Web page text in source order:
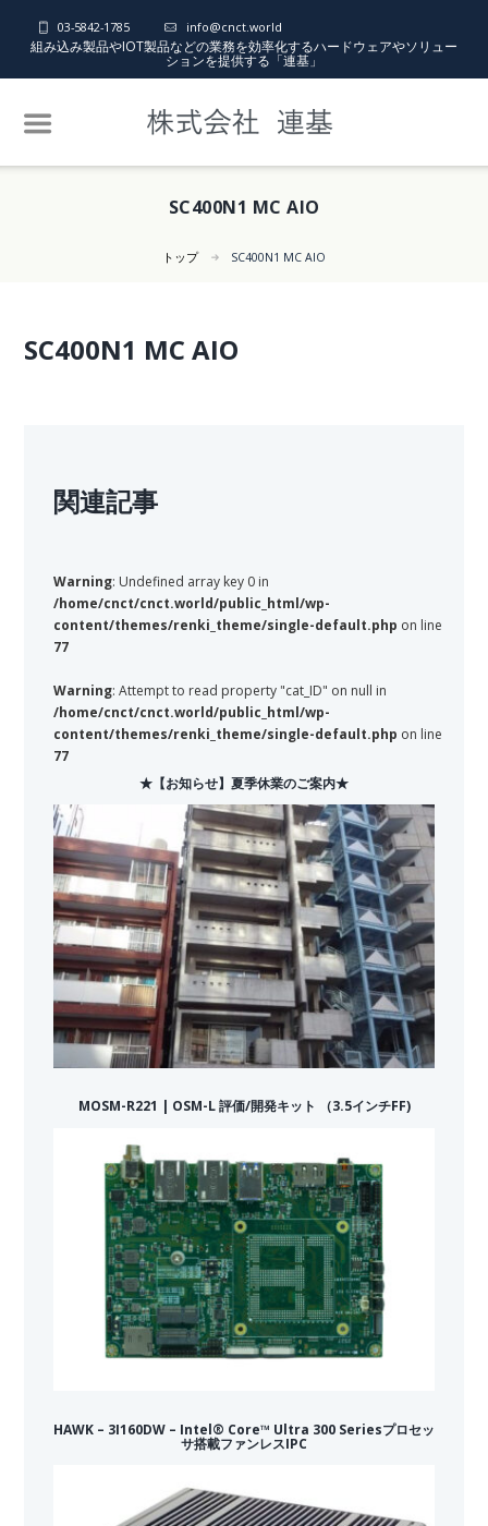
03-5842-1785 info@cnct.world
組み込み製品やIOT製品などの業務を効率化するハードウェアやソリュー
ションを提供する「連基」
SC400N1 MC AIO
トップ SC400N1 MC AIO
SC400N1 MC AIO
関連記事
Warning: Undefined array key 0 in
/home/cnct/cnct.world/public_html/wp-
content/themes/renki_theme/single-default.php on line
77
Warning: Attempt to read property "cat_ID" on null in
/home/cnct/cnct.world/public_html/wp-
content/themes/renki_theme/single-default.php on line
77
★【お知らせ】夏季休業のご案内★
MOSM-R221 | OSM-L 評価/開発キット （3.5インチFF)
HAWK – 3I160DW – Intel® Core™ Ultra 300 Seriesプロセッ
サ搭載ファンレスIPC